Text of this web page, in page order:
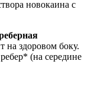
новокаина с
на здоровом боку.
(на середине